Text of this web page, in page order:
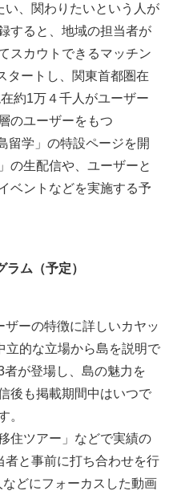
い、関わりたいという人が
すると、地域の担当者が
スカウトできるマッチン
タートし、関東首都圏在
約1万４千人がユーザー
のユーザーをもつ
留学」の特設ページを開
の生配信や、ユーザーと
ベントなどを実施する予
ラム（予定）
ーの特徴に詳しいカヤッ
立的な立場から島を説明で
が登場し、島の魅力を
後も掲載期間中はいつで
。
住ツアー」などで実績の
者と事前に打ち合わせを行
どにフォーカスした動画